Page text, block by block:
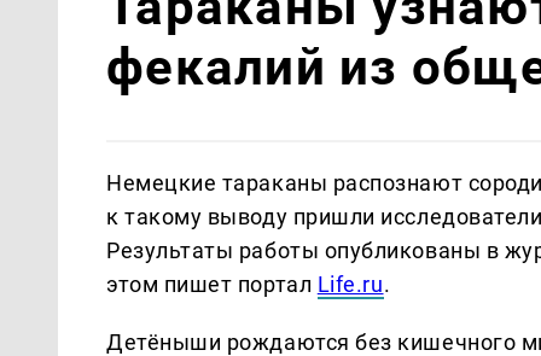
фекалий из
Немецкие тараканы распознают
к такому выводу пришли
Результаты работы опубликованы в
этом пишет портал Life.ru.
Детёныши рождаются без кишечного